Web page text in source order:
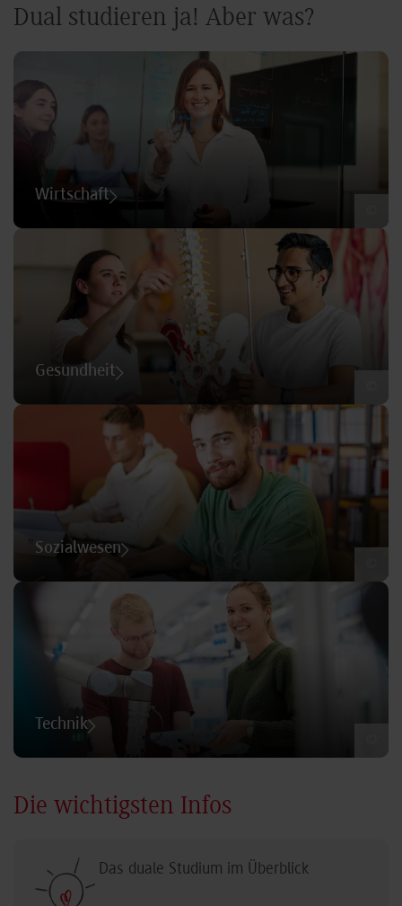
Dual studieren ja! Aber was?
Wirtschaft
Gesundheit
Sozialwesen
Technik
Die wichtigsten Infos
Das duale Studium im Überblick